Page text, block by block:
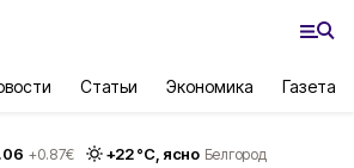
Статьи Экономика Газета
+0.87€ +22°С, ясно Белгород